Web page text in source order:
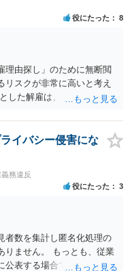
役にたった 8
理由探し」のために無断閲
リスクが非常に高いと考え
した解雇は、 採用時に虚偽
悪さ」に関する事情を具体
返しても改善されないとい
職勧奨を検討するのが安全
イバシー侵害にな
務違反
役にたった 3
者数を集計し匿名化処理の
りません。 もっとも、従業
公表する場合で特定の部署